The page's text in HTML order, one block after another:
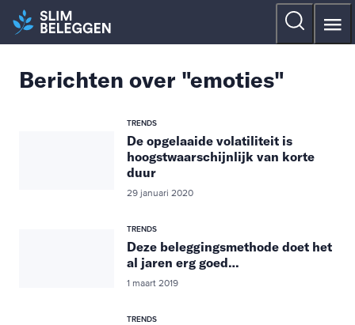
Berichten over "emoties"
TRENDS
De opgelaaide volatiliteit is
hoogstwaarschijnlijk van korte
duur
29 januari 2020
TRENDS
Deze beleggingsmethode doet het
al jaren erg goed…
1 maart 2019
TRENDS